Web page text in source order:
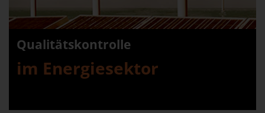
Qualitätskontrolle
im Energiesektor